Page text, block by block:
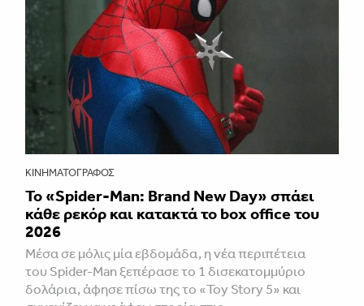
ΚΙΝΗΜΑΤΟΓΡΆΦΟΣ
Το «Spider-Man: Brand New Day» σπάει
κάθε ρεκόρ και κατακτά το box office του
2026
Μέσα σε μόλις μία εβδομάδα, η νέα περιπέτεια
του Spider-Man ξεπέρασε το 1 δισεκατομμύριο
δολάρια, άφησε πίσω της το «Toy Story 5» και